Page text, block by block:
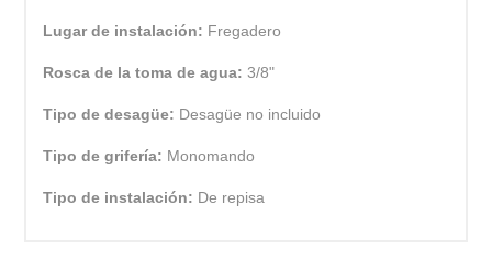
Lugar de instalación: Fregadero
Rosca de la toma de agua:3/8"
Tipo de desagüe: Desagüe no incluido
Tipo de grifería: Monomando
Tipo de instalación: De repisa